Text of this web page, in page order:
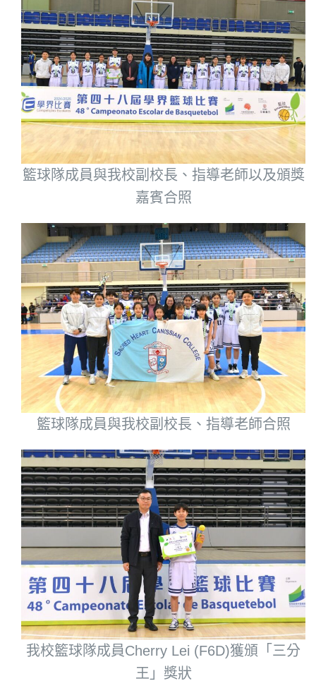
籃球隊成員與我校副校長、指導老師以及頒獎
嘉賓合照
籃球隊成員與我校副校長、指導老師合照
我校籃球隊成員Cherry Lei (F6D)獲頒「三分
王」獎狀